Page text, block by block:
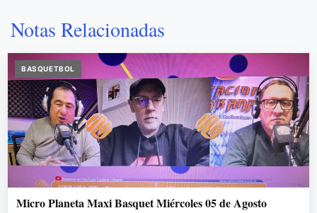
Notas Relacionadas
BASQUETBOL
Micro Planeta Maxi Basquet Miércoles 05 de Agosto